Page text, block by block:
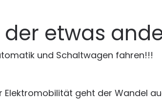
der etwas
und Schaltwagen fahren!!!
Elektromobilität geht der Wandel